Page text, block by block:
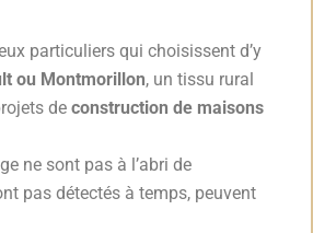
particuliers qui choisissent d’y
ou Montmorillon, un tissu rural
de construction de maisons
ne sont pas à l’abri de
pas détectés à temps, peuvent